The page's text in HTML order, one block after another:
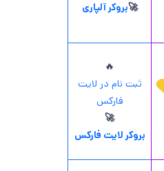
🚀بروکر آلپاری
🔥
ثبت نام در لایت
فارکس
🚀
بروکر لایت فارکس